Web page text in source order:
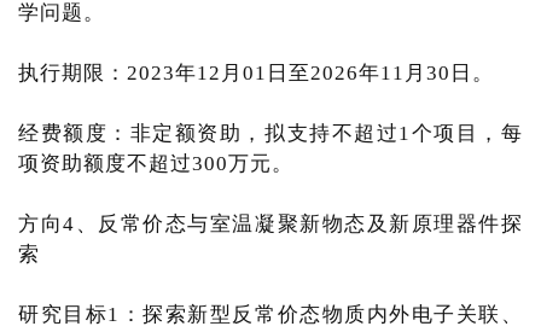
学问题。
执行期限：2023年12月01日至2026年11月30日。
经费额度：非定额资助，拟支持不超过1个项目，每
项资助额度不超过300万元。
方向4、反常价态与室温凝聚新物态及新原理器件探
索
研究目标1：探索新型反常价态物质内外电子关联、